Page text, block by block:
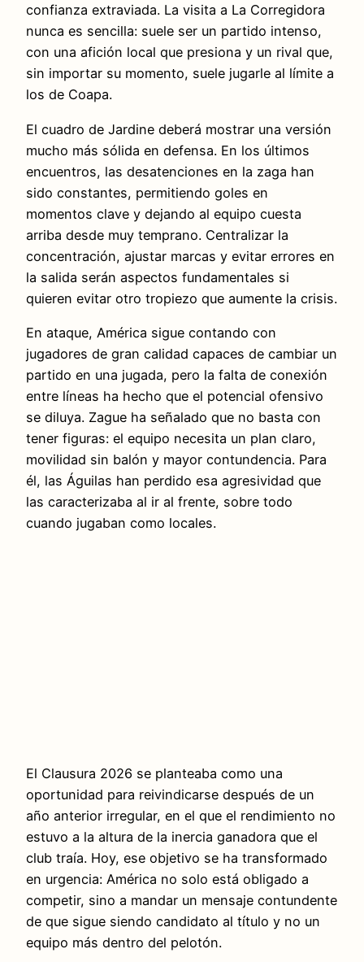
confianza extraviada. La visita a La Corregidora
nunca es sencilla: suele ser un partido intenso,
con una afición local que presiona y un rival que,
sin importar su momento, suele jugarle al límite a
los de Coapa.
El cuadro de Jardine deberá mostrar una versión
mucho más sólida en defensa. En los últimos
encuentros, las desatenciones en la zaga han
sido constantes, permitiendo goles en
momentos clave y dejando al equipo cuesta
arriba desde muy temprano. Centralizar la
concentración, ajustar marcas y evitar errores en
la salida serán aspectos fundamentales si
quieren evitar otro tropiezo que aumente la crisis.
En ataque, América sigue contando con
jugadores de gran calidad capaces de cambiar un
partido en una jugada, pero la falta de conexión
entre líneas ha hecho que el potencial ofensivo
se diluya. Zague ha señalado que no basta con
tener figuras: el equipo necesita un plan claro,
movilidad sin balón y mayor contundencia. Para
él, las Águilas han perdido esa agresividad que
las caracterizaba al ir al frente, sobre todo
cuando jugaban como locales.
El Clausura 2026 se planteaba como una
oportunidad para reivindicarse después de un
año anterior irregular, en el que el rendimiento no
estuvo a la altura de la inercia ganadora que el
club traía. Hoy, ese objetivo se ha transformado
en urgencia: América no solo está obligado a
competir, sino a mandar un mensaje contundente
de que sigue siendo candidato al título y no un
equipo más dentro del pelotón.